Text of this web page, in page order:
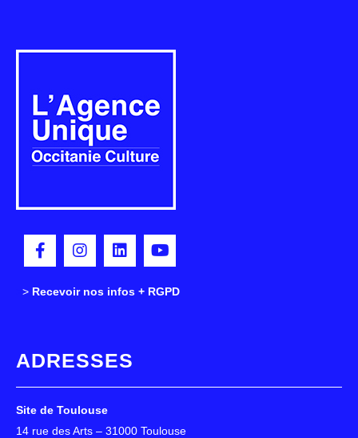
> Recevoir nos infos + RGPD
ADRESSES
Site de Toulouse
14 rue des Arts – 31000 Toulouse